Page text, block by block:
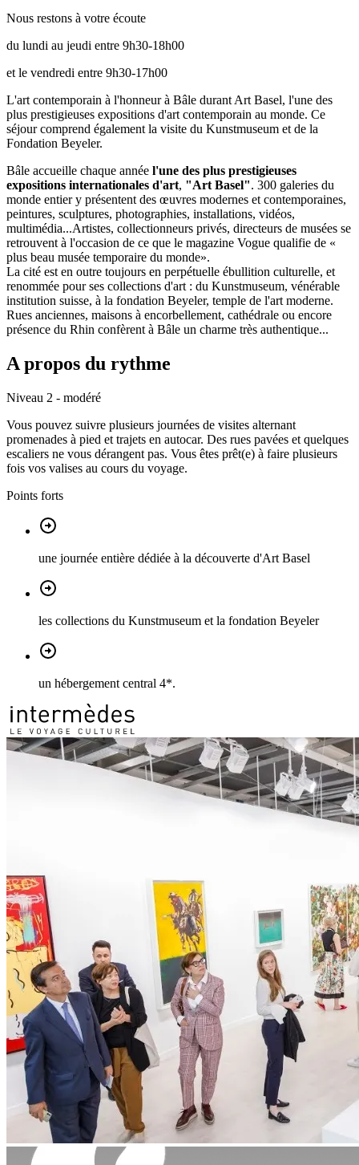
Nous restons à votre écoute
du lundi au jeudi entre 9h30-18h00
et le vendredi entre 9h30-17h00
L'art contemporain à l'honneur à Bâle durant Art Basel, l'une des
plus prestigieuses expositions d'art contemporain au monde. Ce
séjour comprend également la visite du Kunstmuseum et de la
Fondation Beyeler.
Bâle accueille chaque année l'une des plus prestigieuses
expositions internationales d'art, "Art Basel". 300 galeries du
monde entier y présentent des œuvres modernes et contemporaines,
peintures, sculptures, photographies, installations, vidéos,
multimédia...Artistes, collectionneurs privés, directeurs de musées se
retrouvent à l'occasion de ce que le magazine Vogue qualifie de «
plus beau musée temporaire du monde».
La cité est en outre toujours en perpétuelle ébullition culturelle, et
renommée pour ses collections d'art : du Kunstmuseum, vénérable
institution suisse, à la fondation Beyeler, temple de l'art moderne.
Rues anciennes, maisons à encorbellement, cathédrale ou encore
présence du Rhin confèrent à Bâle un charme très authentique...
A propos du rythme
Niveau 2 - modéré
Vous pouvez suivre plusieurs journées de visites alternant
promenades à pied et trajets en autocar. Des rues pavées et quelques
escaliers ne vous dérangent pas. Vous êtes prêt(e) à faire plusieurs
fois vos valises au cours du voyage.
Points forts
une journée entière dédiée à la découverte d'Art Basel
les collections du Kunstmuseum et la fondation Beyeler
un hébergement central 4*.